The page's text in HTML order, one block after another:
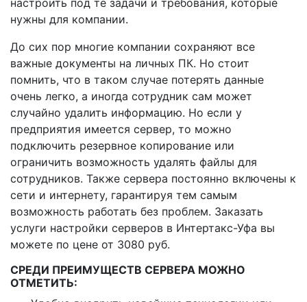
настроить под те задачи и требования, которые
нужны для компании.
До сих пор многие компании сохраняют все
важные документы на личных ПК. Но стоит
помнить, что в таком случае потерять данные
очень легко, а иногда сотрудник сам может
случайно удалить информацию. Но если у
предприятия имеется сервер, то можно
подключить резервное копирование или
ограничить возможность удалять файлы для
сотрудников. Также сервера постоянно включены к
сети и интернету, гарантируя тем самым
возможность работать без проблем. Заказать
услуги настройки серверов в Интертакс-Уфа вы
можете по цене от 3080 руб.
СРЕДИ ПРЕИМУЩЕСТВ СЕРВЕРА МОЖНО
ОТМЕТИТЬ: